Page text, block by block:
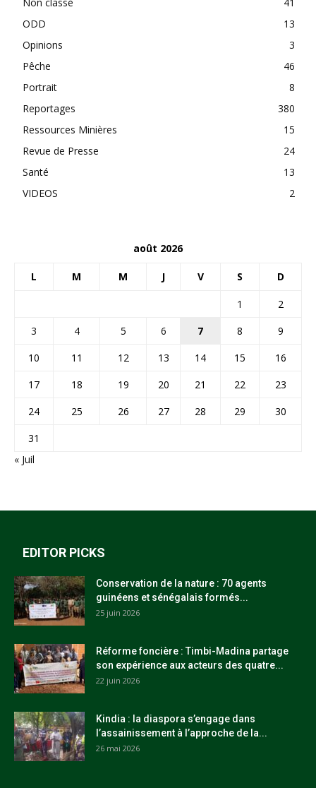
ODD
13
Opinions
3
Pêche
46
Portrait
8
Reportages
380
Ressources Minières
15
Revue de Presse
24
Santé
13
VIDEOS
2
août 2026
L M M J V S D
1
2
3
4 5 6 7 8
9
10
11 12 13 14 15
16
17
18 19 20 21 22
23
24
25 26 27 28 29
30
31
« Juil
EDITOR PICKS
Conservation de la nature : 70 agents
guinéens et sénégalais formés...
25 juin 2026
Réforme foncière : Timbi-Madina partage
son expérience aux acteurs des quatre...
22 juin 2026
Kindia : la diaspora s’engage dans
l’assainissement à l’approche de la...
26 mai 2026